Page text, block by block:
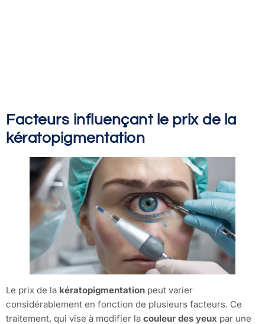
Facteurs influençant le prix de la
kératopigmentation
Le prix de la kératopigmentation peut varier
considérablement en fonction de plusieurs facteurs. Ce
traitement, qui vise à modifier la couleur des yeux par une